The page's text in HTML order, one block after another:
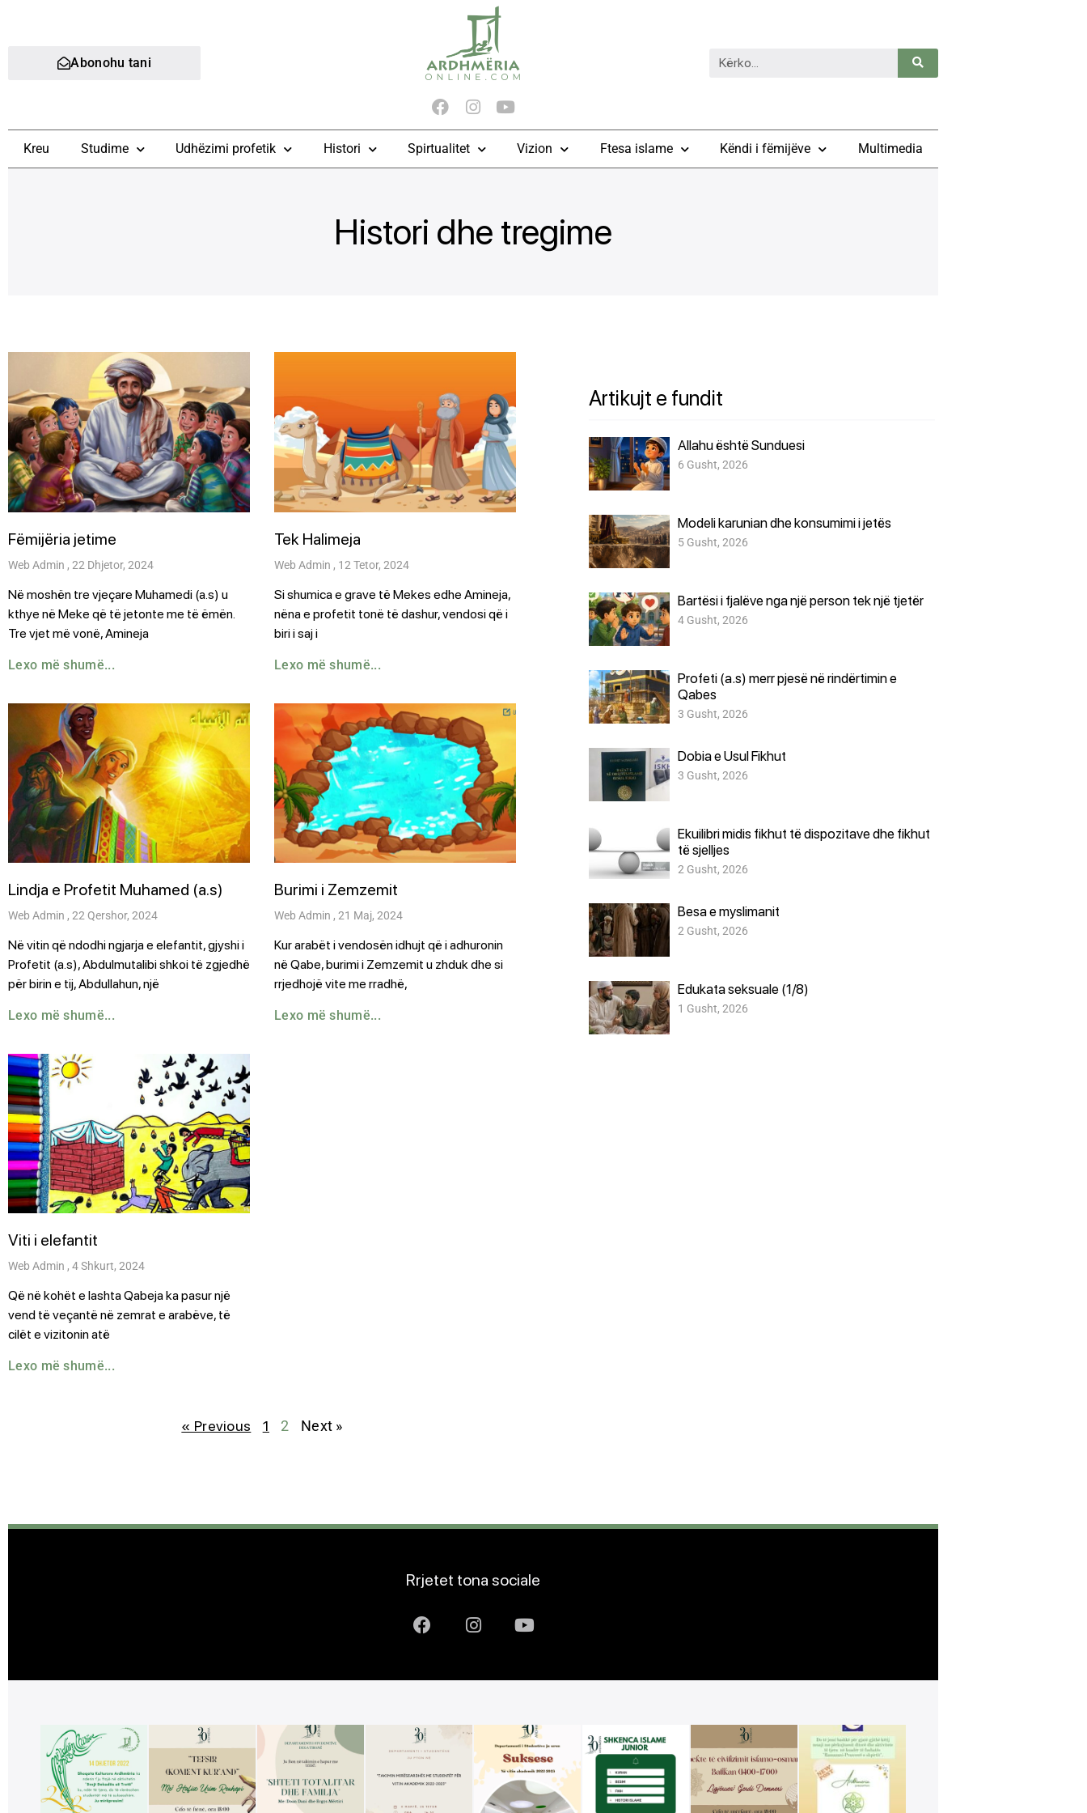
Abonohu tani
Kreu Studime Udhëzimi profetik Histori Spirtualitet Vizion Ftesa islame Këndi i fëmijëve Multimedia
Histori dhe tregime
Fëmijëria jetime
Web Admin 22 Dhjetor, 2024
Në moshën tre vjeçare Muhamedi (a.s) u
kthye në Meke që të jetonte me të ëmën.
Tre vjet më vonë, Amineja
Lexo më shumë...
Tek Halimeja
Web Admin 12 Tetor, 2024
Si shumica e grave të Mekes edhe Amineja,
nëna e profetit tonë të dashur, vendosi që i
biri i saj i
Lexo më shumë...
Lindja e Profetit Muhamed (a.s)
Web Admin 22 Qershor, 2024
Në vitin që ndodhi ngjarja e elefantit, gjyshi i
Profetit (a.s), Abdulmutalibi shkoi të zgjedhë
për birin e tij, Abdullahun, një
Lexo më shumë...
Burimi i Zemzemit
Web Admin 21 Maj, 2024
Kur arabët i vendosën idhujt që i adhuronin
në Qabe, burimi i Zemzemit u zhduk dhe si
rrjedhojë vite me rradhë,
Lexo më shumë...
Viti i elefantit
Web Admin 4 Shkurt, 2024
Që në kohët e lashta Qabeja ka pasur një
vend të veçantë në zemrat e arabëve, të
cilët e vizitonin atë
Lexo më shumë...
« Previous 1 2 Next »
Artikujt e fundit
Allahu është Sunduesi
6 Gusht, 2026
Modeli karunian dhe konsumimi i jetës
5 Gusht, 2026
Bartësi i fjalëve nga një person tek një tjetër
4 Gusht, 2026
Profeti (a.s) merr pjesë në rindërtimin e
Qabes
3 Gusht, 2026
Dobia e Usul Fikhut
3 Gusht, 2026
Ekuilibri midis fikhut të dispozitave dhe fikhut
të sjelljes
2 Gusht, 2026
Besa e myslimanit
2 Gusht, 2026
Edukata seksuale (1/8)
1 Gusht, 2026
Rrjetet tona sociale